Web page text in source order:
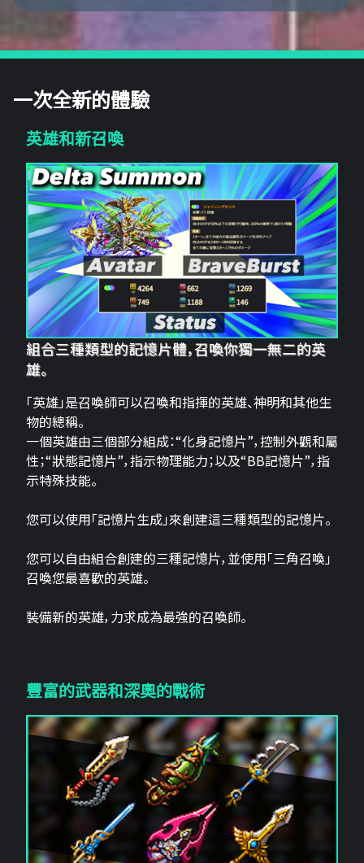
一次全新的體驗
英雄和新召喚
組合三種類型的記憶片體，召喚你獨一無二的英
雄。
「英雄」是召喚師可以召喚和指揮的英雄、神明和其他生
物的總稱。
一個英雄由三個部分組成：“化身記憶片”，控制外觀和屬
性；“狀態記憶片”，指示物理能力；以及“BB記憶片”，指
示特殊技能。
您可以使用「記憶片生成」來創建這三​​種類型的記憶片。
您可以自由組合創建的三種記憶片，並使用「三角召喚」
召喚您最喜歡的英雄。
裝備新的英雄，力求成為最強的召喚師。
豐富的武器和深奧的戰術